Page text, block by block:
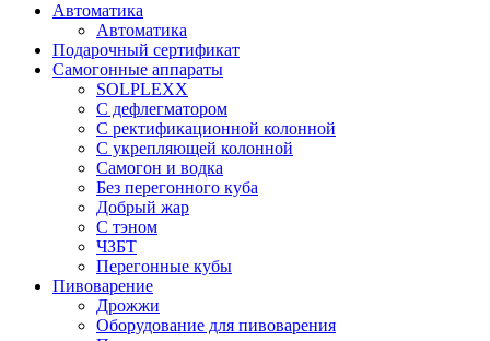
Автоматика
Автоматика
Подарочный сертификат
Самогонные аппараты
SOLPLEXX
С дефлегматором
С ректификационной колонной
С укрепляющей колонной
Самогон и водка
Без перегонного куба
Добрый жар
С тэном
ЧЗБТ
Перегонные кубы
Пивоварение
Дрожжи
Оборудование для пивоварения